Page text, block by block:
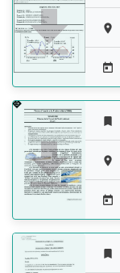
 





